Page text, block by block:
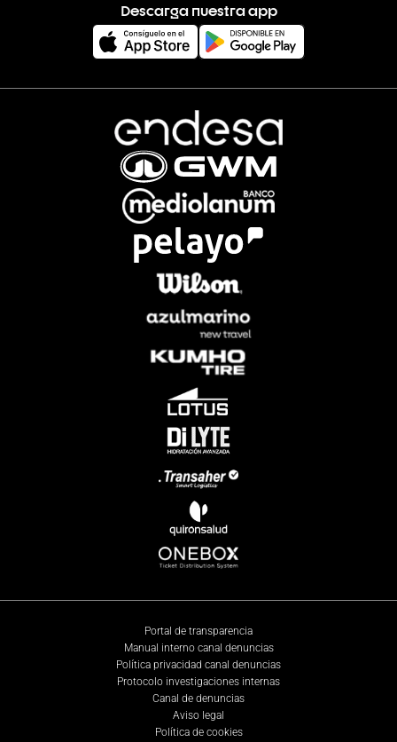
Descarga nuestra app
Portal de transparencia
Manual interno canal denuncias
Política privacidad canal denuncias
Protocolo investigaciones internas
Canal de denuncias
Aviso legal
Política de cookies